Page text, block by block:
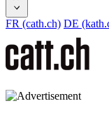
FR (cath.ch) DE